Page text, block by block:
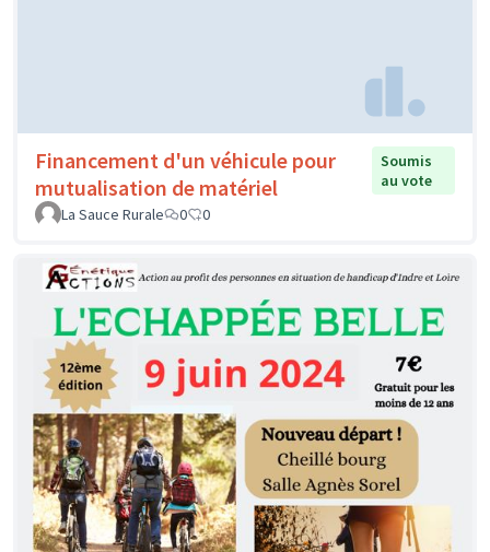
Financement d'un véhicule pour
mutualisation de matériel
Soumis
au vote
La Sauce Rurale
0 0